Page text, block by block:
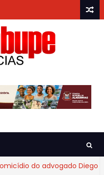
do advogado Diego